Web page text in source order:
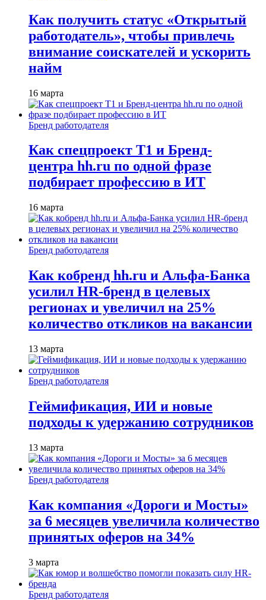
Как получить статус «Открытый
работодатель», чтобы привлечь
внимание соискателей и ускорить
найм
16 марта
Бренд работодателя
Как спецпроект T1 и Бренд-
центра hh.ru по одной фразе
подбирает профессию в ИТ
16 марта
Бренд работодателя
Как кобренд hh.ru и Альфа-Банка
усилил HR-бренд в целевых
регионах и увеличил на 25%
количество откликов на вакансии
13 марта
Бренд работодателя
Геймификация, ИИ и новые
подходы к удержанию сотрудников
13 марта
Бренд работодателя
Как компания «Дороги и Мосты»
за 6 месяцев увеличила количество
принятых оферов на 34%
3 марта
Бренд работодателя